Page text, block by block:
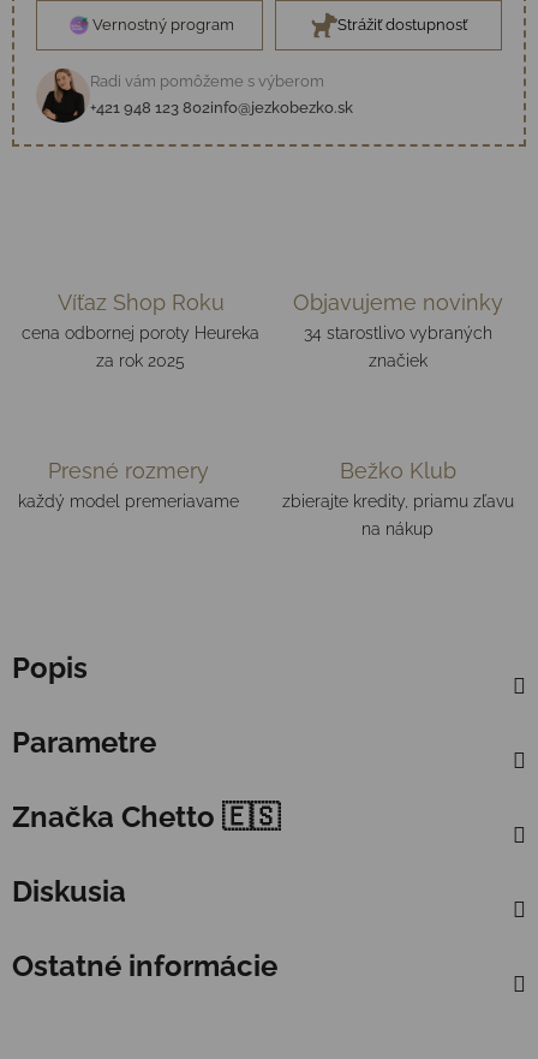
Vernostný program Strážiť dostupnosť
Radi vám pomôžeme s výberom
+421 948 123 802info@jezkobezko.sk
Víťaz Shop Roku
cena odbornej poroty Heureka
za rok 2025
Objavujeme novinky
34 starostlivo vybraných
značiek
Presné rozmery
každý model premeriavame
Bežko Klub
zbierajte kredity, priamu zľavu
na nákup
Popis
Parametre
Značka Chetto 🇪🇸
Diskusia
Ostatné informácie